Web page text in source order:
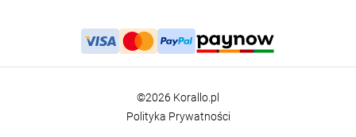
©2026 Korallo.pl
Polityka Prywatności